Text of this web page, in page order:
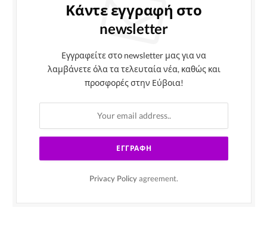
Κάντε εγγραφή στο
newsletter
Εγγραφείτε στο newsletter μας για να
λαμβάνετε όλα τα τελευταία νέα, καθώς και
προσφορές στην Εύβοια!
Privacy Policy agreement.